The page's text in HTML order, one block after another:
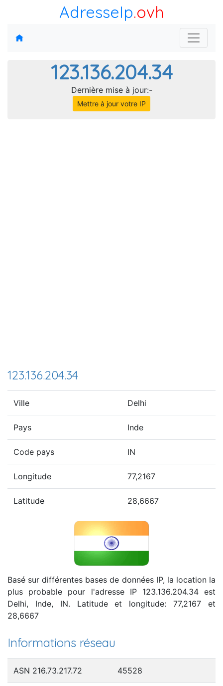
AdresseIp.ovh
123.136.204.34
Dernière mise à jour:-
Mettre à jour votre IP
123.136.204.34
Ville Delhi
Pays Inde
Code pays IN
Longitude 77,2167
Latitude 28,6667
Basé sur différentes bases de données IP, la location la
plus probable pour l'adresse IP 123.136.204.34 est
Delhi, Inde, IN. Latitude et longitude: 77,2167 et
28,6667
Informations réseau
ASN 216.73.217.72 45528